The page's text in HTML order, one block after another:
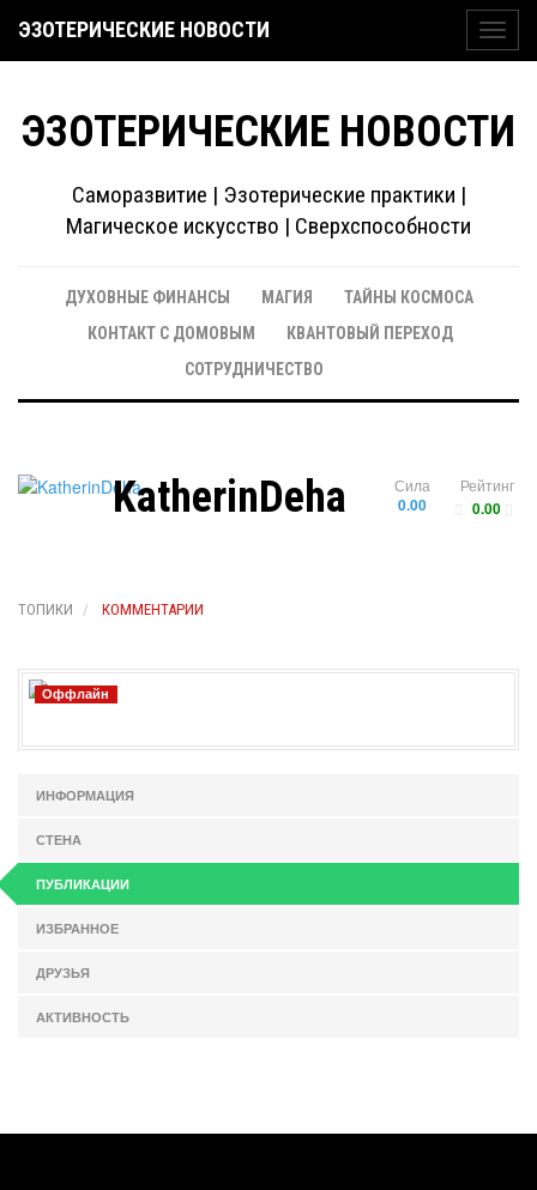
ЭЗОТЕРИЧЕСКИЕ НОВОСТИ
ЭЗОТЕРИЧЕСКИЕ НОВОСТИ
Саморазвитие | Эзотерические практики |
Магическое искусство | Сверхспособности
ДУХОВНЫЕ ФИНАНСЫ МАГИЯ
ТАЙНЫ КОСМОСА
КОНТАКТ С ДОМОВЫМ
КВАНТОВЫЙ ПЕРЕХОД
СОТРУДНИЧЕСТВО
Рейтинг
0.00
Сила
0.00
KatherinDeha
ТОПИКИ КОММЕНТАРИИ
Оффлайн
ИНФОРМАЦИЯ
СТЕНА
ПУБЛИКАЦИИ
ИЗБРАННОЕ
ДРУЗЬЯ
АКТИВНОСТЬ